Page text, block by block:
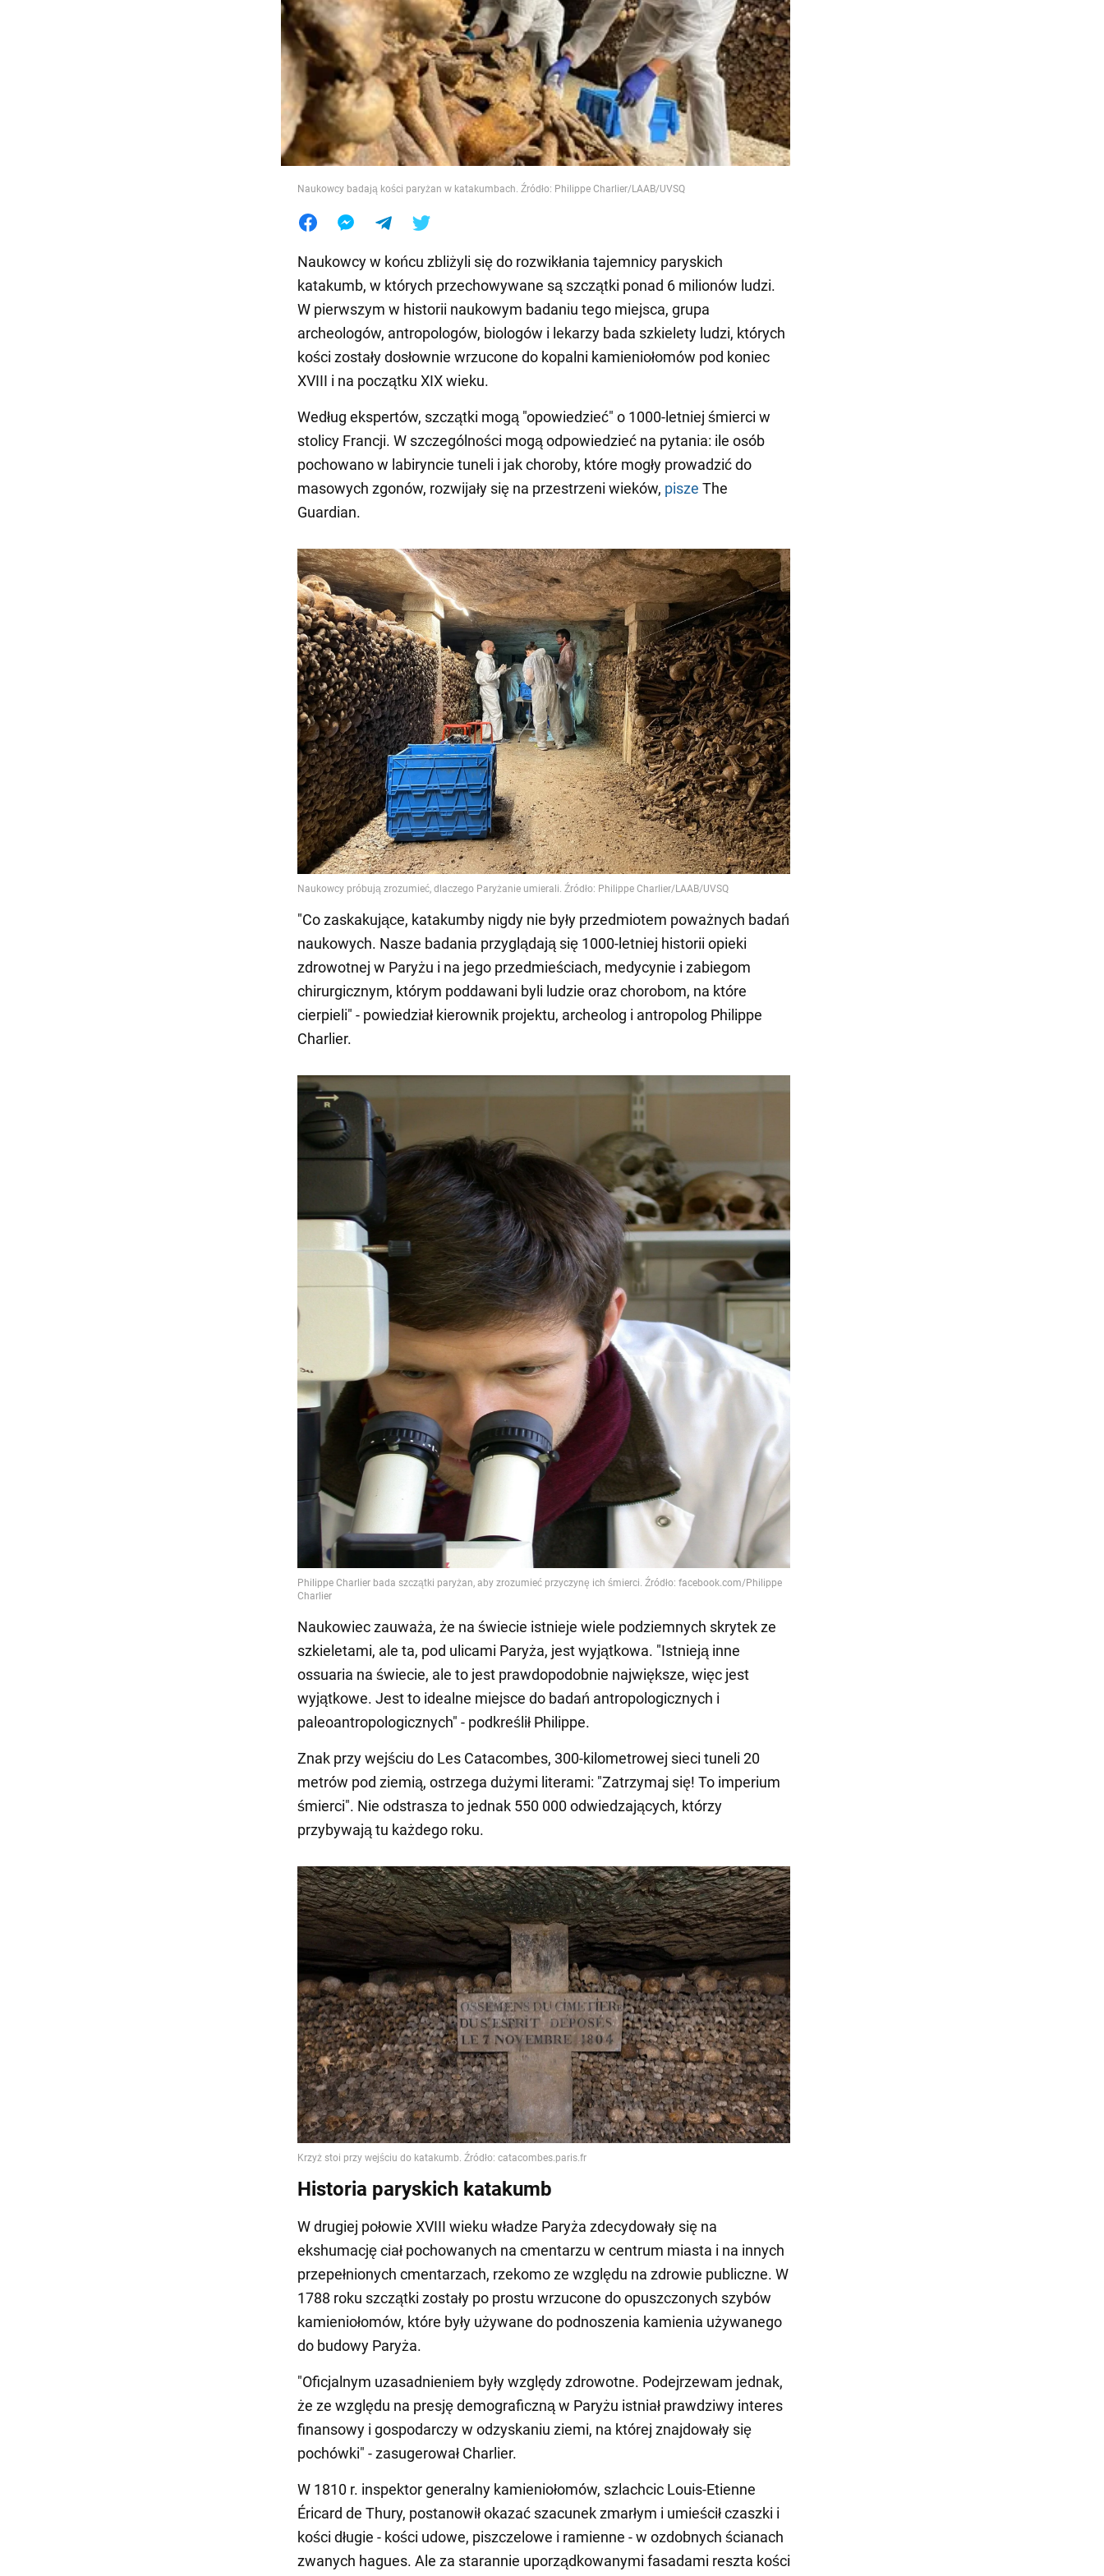
Jedzenie
Naukowcy badają kości paryżan w katakumbach. Źródło: Philippe Charlier/LAAB/UVSQ
Naukowcy w końcu zbliżyli się do rozwikłania tajemnicy paryskich
katakumb, w których przechowywane są szczątki ponad 6 milionów ludzi.
W pierwszym w historii naukowym badaniu tego miejsca, grupa
archeologów, antropologów, biologów i lekarzy bada szkielety ludzi, których
kości zostały dosłownie wrzucone do kopalni kamieniołomów pod koniec
XVIII i na początku XIX wieku.
Według ekspertów, szczątki mogą "opowiedzieć" o 1000-letniej śmierci w
stolicy Francji. W szczególności mogą odpowiedzieć na pytania: ile osób
pochowano w labiryncie tuneli i jak choroby, które mogły prowadzić do
masowych zgonów, rozwijały się na przestrzeni wieków, pisze The
Guardian.
"Co zaskakujące, katakumby nigdy nie były przedmiotem poważnych badań
naukowych. Nasze badania przyglądają się 1000-letniej historii opieki
zdrowotnej w Paryżu i na jego przedmieściach, medycynie i zabiegom
chirurgicznym, którym poddawani byli ludzie oraz chorobom, na które
cierpieli" - powiedział kierownik projektu, archeolog i antropolog Philippe
Charlier.
Naukowiec zauważa, że na świecie istnieje wiele podziemnych skrytek ze
szkieletami, ale ta, pod ulicami Paryża, jest wyjątkowa. "Istnieją inne
ossuaria na świecie, ale to jest prawdopodobnie największe, więc jest
wyjątkowe. Jest to idealne miejsce do badań antropologicznych i
paleoantropologicznych" - podkreślił Philippe.
Znak przy wejściu do Les Catacombes, 300-kilometrowej sieci tuneli 20
metrów pod ziemią, ostrzega dużymi literami: "Zatrzymaj się! To imperium
śmierci". Nie odstrasza to jednak 550 000 odwiedzających, którzy
przybywają tu każdego roku.
Historia paryskich katakumb
W drugiej połowie XVIII wieku władze Paryża zdecydowały się na
ekshumację ciał pochowanych na cmentarzu w centrum miasta i na innych
przepełnionych cmentarzach, rzekomo ze względu na zdrowie publiczne. W
1788 roku szczątki zostały po prostu wrzucone do opuszczonych szybów
kamieniołomów, które były używane do podnoszenia kamienia używanego
do budowy Paryża.
"Oficjalnym uzasadnieniem były względy zdrowotne. Podejrzewam jednak,
że ze względu na presję demograficzną w Paryżu istniał prawdziwy interes
finansowy i gospodarczy w odzyskaniu ziemi, na której znajdowały się
pochówki" - zasugerował Charlier.
W 1810 r. inspektor generalny kamieniołomów, szlachcic Louis-Etienne
Éricard de Thury, postanowił okazać szacunek zmarłym i umieścił czaszki i
kości długie - kości udowe, piszczelowe i ramienne - w ozdobnych ścianach
zwanych hagues. Ale za starannie uporządkowanymi fasadami reszta kości